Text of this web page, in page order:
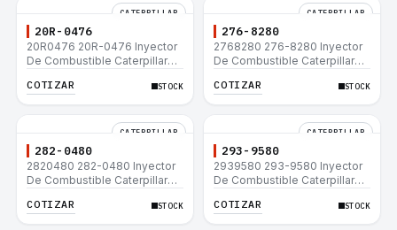
CATERPILLAR
20R-0476
20R0476 20R-0476 Inyector
De Combustible Caterpillar®
COTIZAR STOCK
CATERPILLAR
276-8280
2768280 276-8280 Inyector
De Combustible Caterpillar®
COTIZAR STOCK
CATERPILLAR
282-0480
2820480 282-0480 Inyector
De Combustible Caterpillar®
COTIZAR STOCK
CATERPILLAR
293-9580
2939580 293-9580 Inyector
De Combustible Caterpillar®
COTIZAR STOCK